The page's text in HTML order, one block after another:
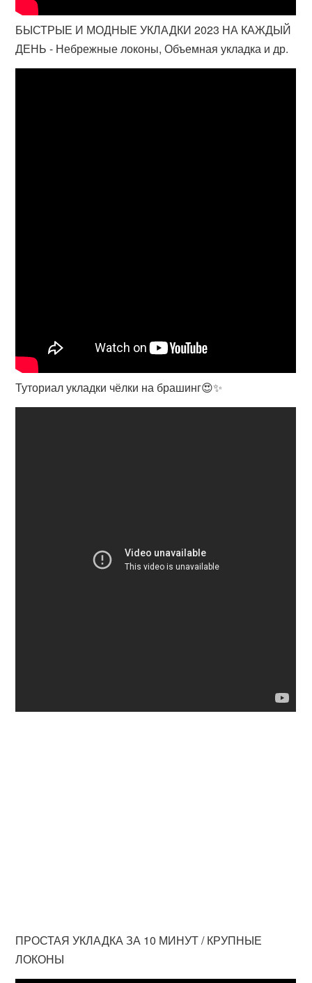
БЫСТРЫЕ И МОДНЫЕ УКЛАДКИ 2023 НА КАЖДЫЙ
ДЕНЬ - Небрежные локоны, Объемная укладка и др.
Туториал укладки чёлки на брашинг😍✨
ПРОСТАЯ УКЛАДКА ЗА 10 МИНУТ / КРУПНЫЕ
ЛОКОНЫ